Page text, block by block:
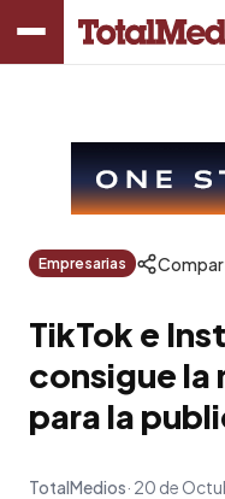
Empresarias
TikTok e
consigue la
para la
TotalMedios 20 de